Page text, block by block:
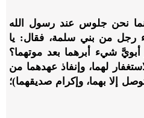
نحن جلوس عند رسول الله
رجل من بني سلمة، فقال: يا
شيء أبرهما بعد موتهما؟
لهما، وإنفاذ عهدهما من
إلا بهما، وإكرام صديقهما)؛